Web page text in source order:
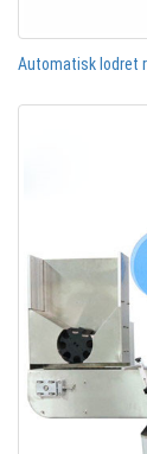
Automatisk lodret